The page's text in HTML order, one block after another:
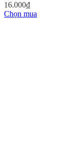
16.000₫
Chọn mua